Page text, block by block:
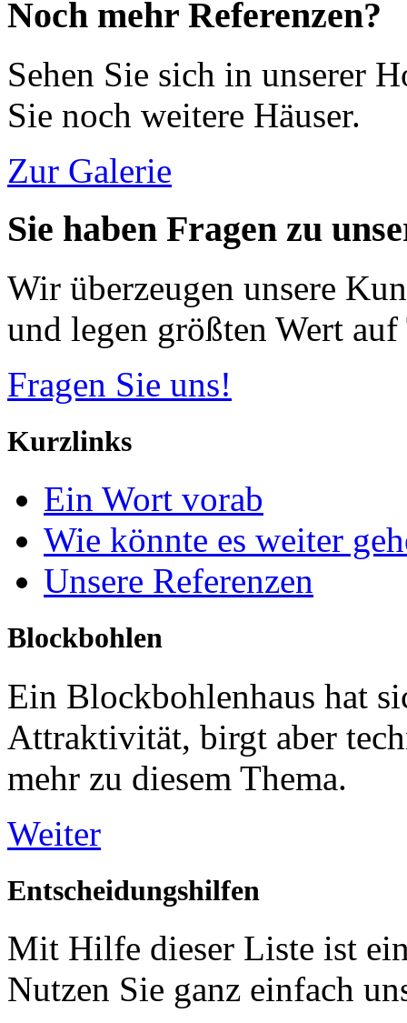
Noch mehr Referenzen?
Sehen Sie sich in unserer
Sie noch weitere Häuser.
Zur Galerie
Sie haben Fragen zu
Wir überzeugen unsere
und legen größten Wert
Fragen Sie uns!
Kurzlinks
Ein Wort vorab
Wie könnte es weiter
Unsere Referenzen
Blockbohlen
Ein Blockbohlenhaus hat
Attraktivität, birgt aber
mehr zu diesem Thema.
Weiter
Entscheidungshilfen
Mit Hilfe dieser Liste ist
Nutzen Sie ganz einfach